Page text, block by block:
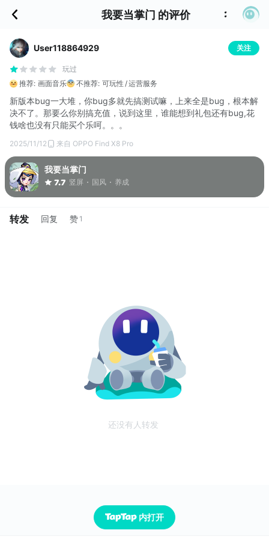
我要当掌门 的评价
User118864929 关注
玩过
推荐: 画面音乐 不推荐: 可玩性 运营服务
新版本bug一大堆，你bug多就先搞测试嘛，上来全是bug，根本解
决不了。那要么你别搞充值，说到这里，谁能想到礼包还有bug,花
钱啥也没有只能买个乐呵。。。
2025/11/12 来自 OPPO Find X8 Pro
我要当掌门
7.7 竖屏 国风 养成
转发 回复 赞 1
还没有人转发
内打开